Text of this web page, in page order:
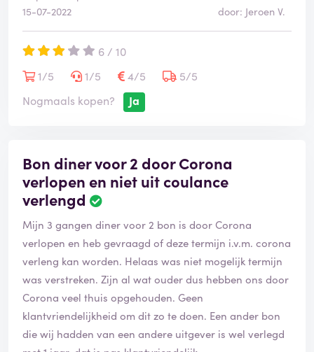
15-07-2022
door: Jeroen V.
6 / 10
1/5
1/5 4/5
5/5
Nogmaals kopen?
Ja
Bon diner voor 2 door Corona
verlopen en niet uit coulance
verlengd
Mijn 3 gangen diner voor 2 bon is door Corona
verlopen en heb gevraagd of deze termijn i.v.m. corona
verleng kan worden. Helaas was niet mogelijk termijn
was verstreken. Zijn al wat ouder dus hebben ons door
Corona veel thuis opgehouden. Geen
klantvriendelijkheid om dit zo te doen. Een ander bon
die wij hadden van een andere uitgever is wel verlegd